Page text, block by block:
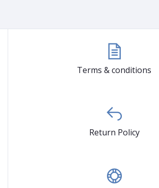
Terms & conditions
Return Policy